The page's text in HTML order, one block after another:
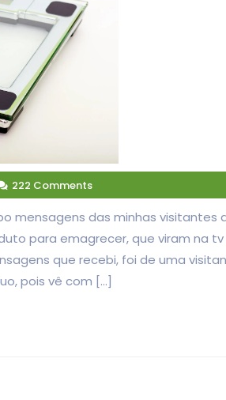
222 Comments
mensagens das minhas visitantes
para emagrecer, que viram na
que recebi, foi de uma
pois vê com […]